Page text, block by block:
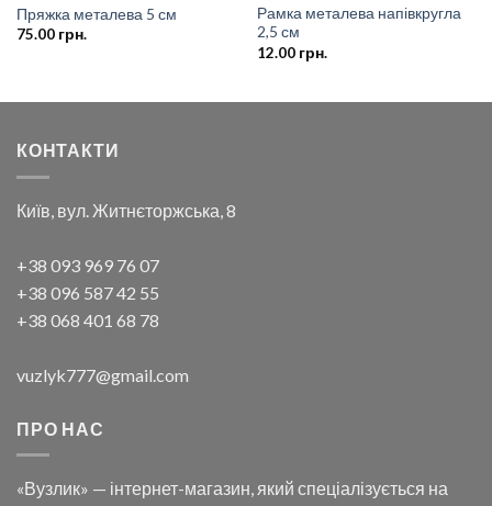
Пряжка металева 5 см
75.00грн.
Рамка металева напівкругла
2,5 см
12.00грн.
КОНТАКТИ
Київ, вул. Житнєторжська, 8
+38 093 969 76 07
+38 096 587 42 55
+38 068 401 68 78
vuzlyk777@gmail.com
ПРО НАС
«Вузлик» — інтернет-магазин, який спеціалізується на